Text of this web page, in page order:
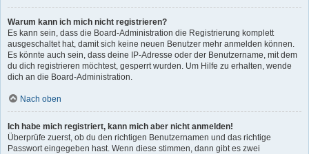
Warum kann ich mich nicht registrieren?
Es kann sein, dass die Board-Administration die Registrierung komplett
ausgeschaltet hat, damit sich keine neuen Benutzer mehr anmelden können.
Es könnte auch sein, dass deine IP-Adresse oder der Benutzername, mit dem
du dich registrieren möchtest, gesperrt wurden. Um Hilfe zu erhalten, wende
dich an die Board-Administration.
Nach oben
Ich habe mich registriert, kann mich aber nicht anmelden!
Überprüfe zuerst, ob du den richtigen Benutzernamen und das richtige
Passwort eingegeben hast. Wenn diese stimmen, dann gibt es zwei